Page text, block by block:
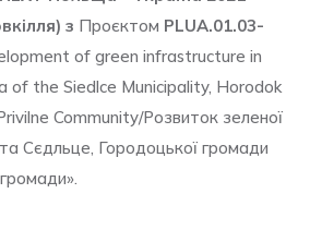
з Проєктом PLUA.01.03-
of green infrastructure in
of the Siedlce Municipality, Horodok
Community/Розвиток зеленої
Сєдльце, Городоцької громади